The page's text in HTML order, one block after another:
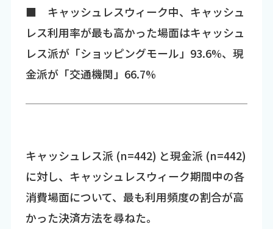
■ キャッシュレスウィーク中、キャッシュ
レス利用率が最も高かった場面はキャッシュ
レス派が「ショッピングモール」93.6%、現
金派が「交通機関」66.7%
キャッシュレス派 (n=442) と現金派 (n=442)
に対し、キャッシュレスウィーク期間中の各
消費場面について、最も利用頻度の割合が高
かった決済方法を尋ねた。